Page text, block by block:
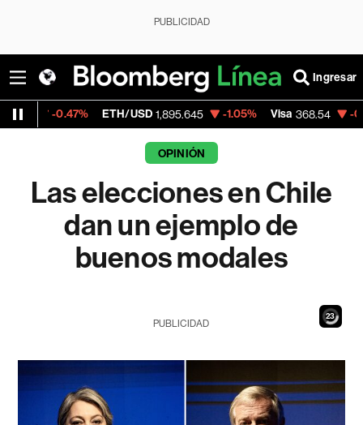
PUBLICIDAD
Ingresar
ETH/USD 1,895.645 -1.05% Visa 368.54 -0.28%
OPINIÓN
Las elecciones en Chile
dan un ejemplo de
buenos modales
21
PUBLICIDAD